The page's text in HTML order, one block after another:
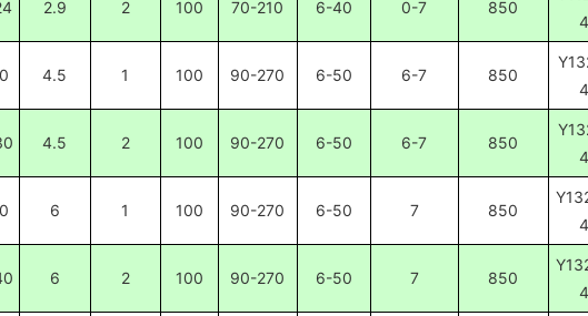
2.9 2 100 70-210 6-40 0-7 850
4
4.5 1 100 90-270 6-50 6-7 850
4
4.5 2 100 90-270 6-50 6-7 850
4
6 1 100 90-270 6-50 7 850
4
6 2 100 90-270 6-50 7 850
4